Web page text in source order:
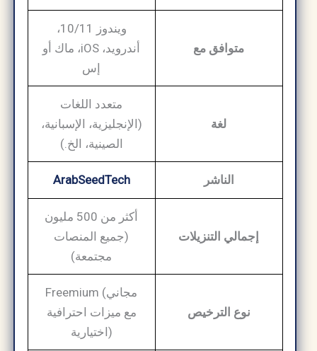
متوافق مع
ويندوز 10/11،
أندرويد، iOS، ماك أو
إس
لغة
متعدد اللغات
(الإنجليزية، الإسبانية،
الصينية، الخ.)
الناشر ArabSeedTech
إجمالي التنزيلات
أكثر من 500 مليون
(جميع المنصات
مجتمعة)
نوع الترخيص
Freemium (مجاني
مع ميزات احترافية